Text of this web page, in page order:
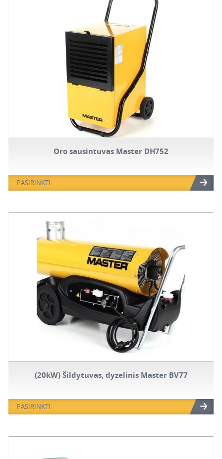
Oro sausintuvas Master DH752
PASIRINKTI
(20kW) Šildytuvas, dyzelinis Master BV77
PASIRINKTI